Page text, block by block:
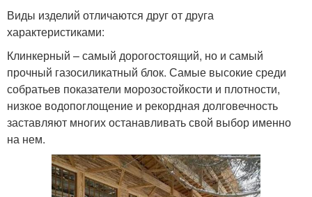
Виды изделий отличаются друг от друга
характеристиками:
Клинкерный – самый дорогостоящий, но и самый
прочный газосиликатный блок. Самые высокие среди
собратьев показатели морозостойкости и плотности,
низкое водопоглощение и рекордная долговечность
заставляют многих останавливать свой выбор именно
на нем.